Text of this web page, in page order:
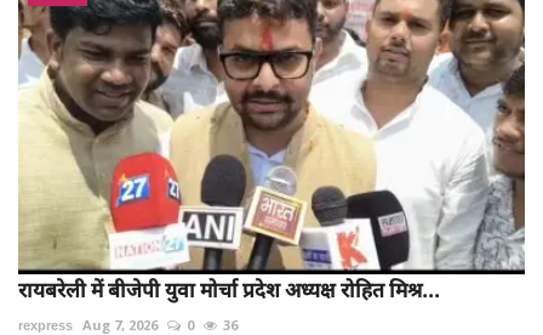
रायबरेली में बीजेपी युवा मोर्चा प्रदेश अध्यक्ष रोहित मिश्र...
rexpress Aug 7, 2026 0 36